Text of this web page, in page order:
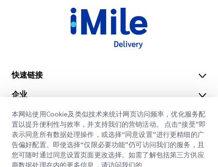
快速链接
办公地点
获取报价
客户登录
注册
企业
关于我们
职业
博客
我们的服务
快速清关
本网站使用Cookie及类似技术来统计网页访问频率，优化服务配
置以提升便利性与效率，并支持我们的营销活动。 点击“接受”即
表示同意所有数据处理操作，或选择“同意设置”进行更精细的广
告偏好配置。即使选择“仅限必要功能”仍可访问我们的服务，且
您可随时通过同意设置页面更改选择。如需了解包括第三方供应
商数据处理在内的更多信息，请访问我们的